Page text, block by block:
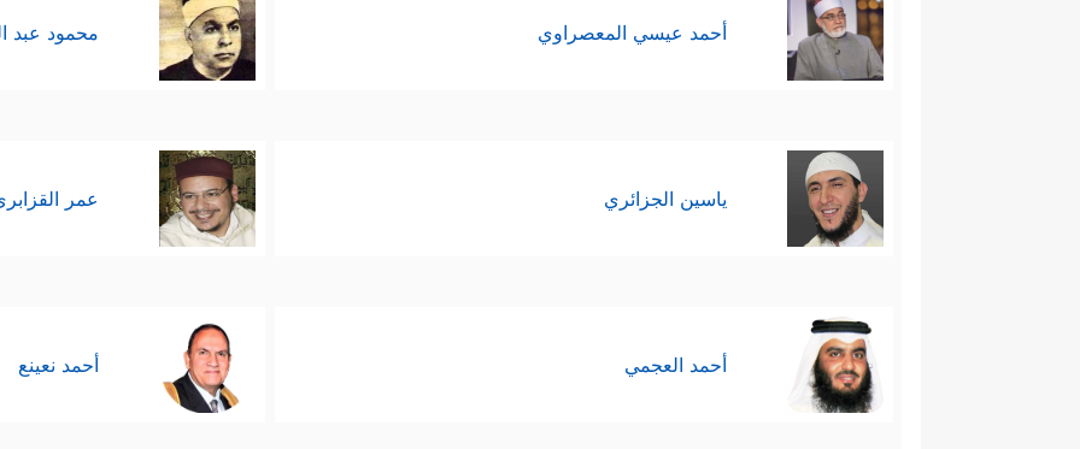
أحمد عيسي المعصراوي محمود عبد
ياسين الجزائري عمر
أحمد العجمي أحمد نعينع